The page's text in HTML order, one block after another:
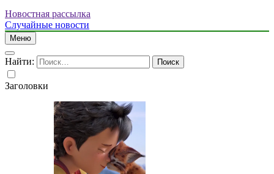
Новостная рассылка
Случайные новости
Меню
Найти:
Заголовки